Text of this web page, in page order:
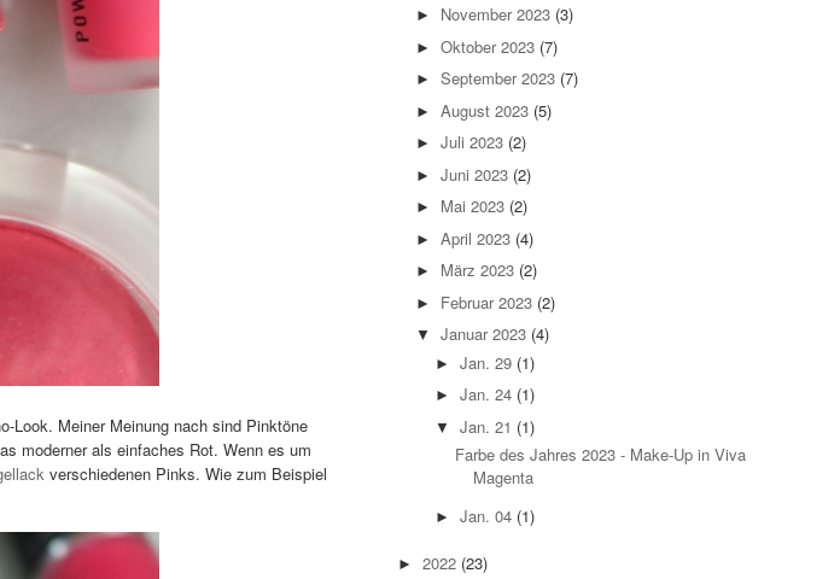
Look. Meiner Meinung nach sind Pinktöne
moderner als einfaches Rot. Wenn es um
verschiedenen Pinks. Wie zum Beispiel
► November 2023 (3)
►Oktober 2023 (7)
►September 2023 (7)
►August 2023 (5)
►Juli 2023 (2)
►Juni 2023 (2)
► Mai 2023 (2)
►April 2023 (4)
► März 2023 (2)
► Februar 2023 (2)
▼Januar 2023 (4)
► Jan. 29 (1)
► Jan. 24 (1)
▼ Jan. 21 (1)
Farbe des Jahres 2023 - Make-Up in Viva
Magenta
► Jan. 04 (1)
► 2022 (23)